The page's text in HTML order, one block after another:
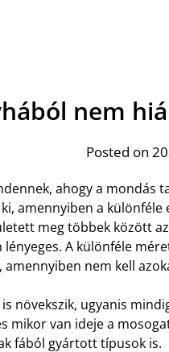
nem
Posted on
ahogy a mondás
amennyiben a
meg többek között
A különféle
amennyiben nem kell
növekszik, ugyanis
mikor van ideje a
fából gyártott típusok is.